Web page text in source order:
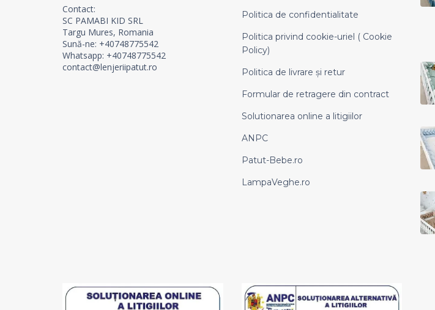
Contact:
SC PAMABI KID SRL
Targu Mures, Romania
Sună-ne: +40748775542
Whatsapp: +40748775542
contact@lenjeriipatut.ro
Politica de confidentialitate
Politica privind cookie-uriel ( Cookie
Policy)
Politica de livrare și retur
Formular de retragere din contract
Solutionarea online a litigiilor
ANPC
Patut-Bebe.ro
LampaVeghe.ro